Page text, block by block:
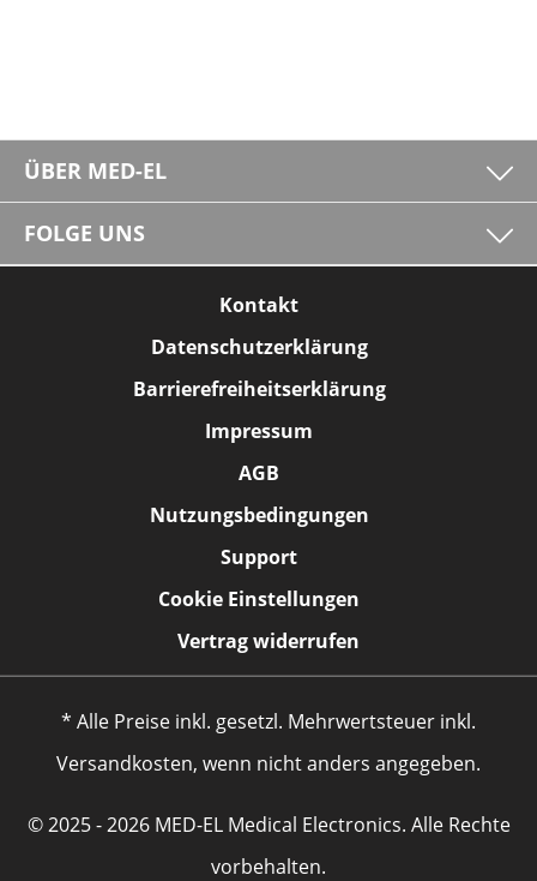
ÜBER MED-EL
FOLGE UNS
Kontakt
Datenschutzerklärung
Barrierefreiheitserklärung
Impressum
AGB
Nutzungsbedingungen
Support
Cookie Einstellungen
Vertrag widerrufen
* Alle Preise inkl. gesetzl. Mehrwertsteuer inkl.
Versandkosten, wenn nicht anders angegeben.
© 2025 - 2026 MED-EL Medical Electronics. Alle Rechte
vorbehalten.